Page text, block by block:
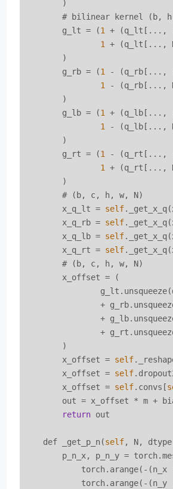
        )
# bilinear kernel (b,
        g_lt = (
1
+ (q_lt[...,
1
+ (q_lt[...,
        )
        g_rb = (
1
- (q_rb[...,
1
- (q_rb[...,
        )
        g_lb = (
1
+ (q_lb[...,
1
- (q_lb[...,
        )
        g_rt = (
1
- (q_rt[...,
1
+ (q_rt[...,
        )
        # (b, c, h, w, N)
        x_q_lt =
self
        x_q_rb =
self
        x_q_lb =
self
        x_q_rt =
self
        # (b, c, h, w, N)
        x_offset = (
+
+
+
        )
        x_offset =
self
        x_offset =
self
        x_offset =
self.convs[
out = x_offset * m +
return out
    def _get_p_n(
self, N,
p_n_x, p_n_y =
torch.arange(-(n_x
torch.arange(-(n_y